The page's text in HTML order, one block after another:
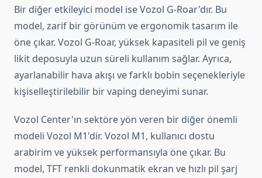
Bir diğer etkileyici model ise Vozol G-Roar'dır. Bu
model, zarif bir görünüm ve ergonomik tasarım ile
öne çıkar. Vozol G-Roar, yüksek kapasiteli pil ve geniş
likit deposuyla uzun süreli kullanım sağlar. Ayrıca,
ayarlanabilir hava akışı ve farklı bobin seçenekleriyle
kişiselleştirilebilir bir vaping deneyimi sunar.
Vozol Center'ın sektöre yön veren bir diğer önemli
modeli Vozol M1'dir. Vozol M1, kullanıcı dostu
arabirim ve yüksek performansıyla öne çıkar. Bu
model, TFT renkli dokunmatik ekran ve hızlı pil şarj